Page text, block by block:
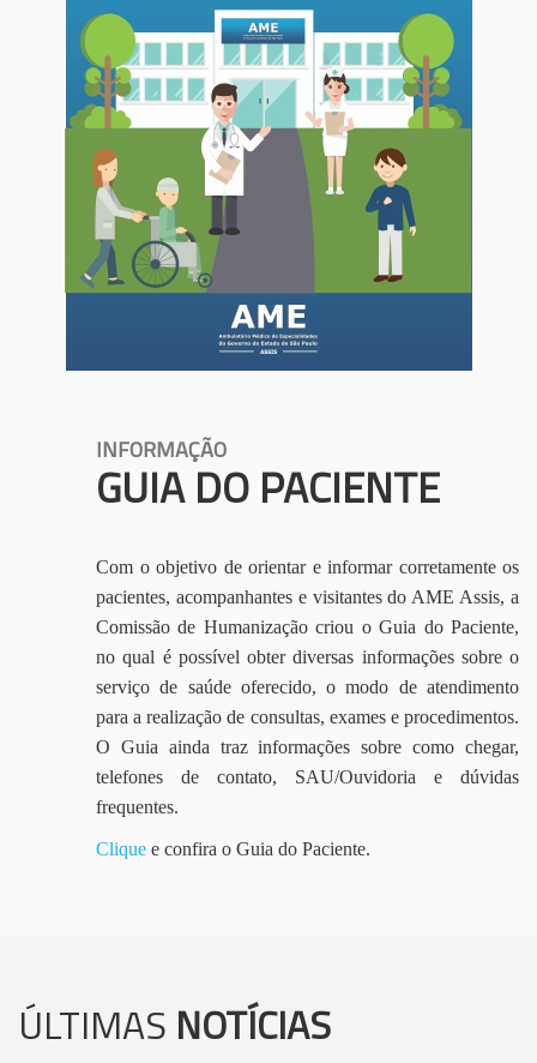
INFORMAÇÃO
GUIA DO PACIENTE
Com o objetivo de orientar e informar corretamente os
pacientes, acompanhantes e visitantes do AME Assis, a
Comissão de Humanização criou o Guia do Paciente,
no qual é possível obter diversas informações sobre o
serviço de saúde oferecido, o modo de atendimento
para a realização de consultas, exames e procedimentos.
O Guia ainda traz informações sobre como chegar,
telefones de contato, SAU/Ouvidoria e dúvidas
frequentes.
Clique e confira o Guia do Paciente.
ÚLTIMAS NOTÍCIAS